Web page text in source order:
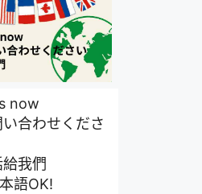
now
合わせくださ
我們
語OK!